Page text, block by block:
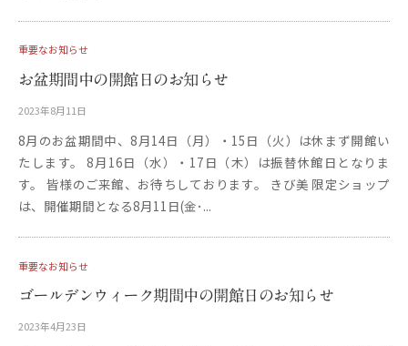
重要なお知らせ
お盆期間中の開館日のお知らせ
2023年8月11日
更
新
用
8月のお盆期間中、8月14日（月）・15日（火）は休まず開館い
たします。 8月16日（水）・17日（木）は振替休館日となりま
す。 皆様のご来館、お待ちしております。 きび美 限定ショップ
は、開催期間となる8月11日(金･...
重要なお知らせ
ゴールデンウィーク期間中の開館日のお知らせ
2023年4月23日